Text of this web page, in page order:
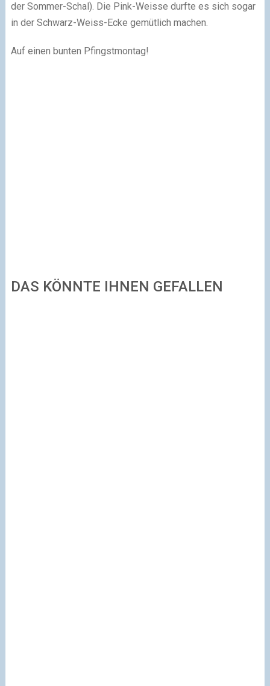
der Sommer-Schal). Die Pink-Weisse durfte es sich sogar
in der Schwarz-Weiss-Ecke gemütlich machen.
Auf einen bunten Pfingstmontag!
DAS KÖNNTE IHNEN GEFALLEN